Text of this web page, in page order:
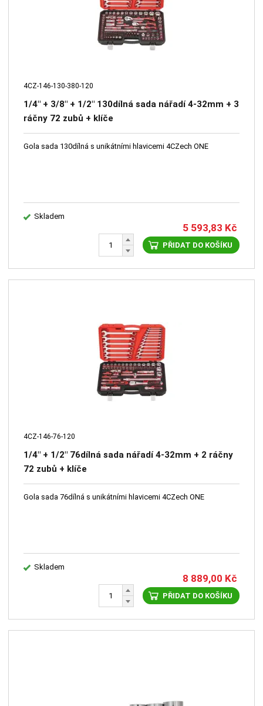
4CZ-146-130-380-120
1/4" + 3/8" + 1/2" 130dílná sada nářadí 4-32mm + 3
ráčny 72 zubů + klíče
Gola sada 130dílná s unikátními hlavicemi 4CZech ONE
Skladem
5 593,83 Kč
PŘIDAT DO KOŠÍKU
4CZ-146-76-120
1/4" + 1/2" 76dílná sada nářadí 4-32mm + 2 ráčny
72 zubů + klíče
Gola sada 76dílná s unikátními hlavicemi 4CZech ONE
Skladem
8 889,00 Kč
PŘIDAT DO KOŠÍKU